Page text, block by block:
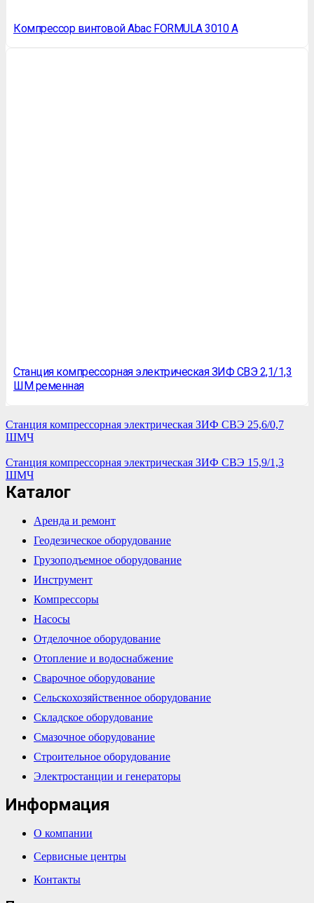
Компрессор винтовой Abac FORMULA 3010 A
Станция компрессорная электрическая ЗИФ СВЭ 2,1/1,3
ШМ ременная
Станция компрессорная электрическая ЗИФ СВЭ 25,6/0,7
ШМЧ
Станция компрессорная электрическая ЗИФ СВЭ 15,9/1,3
ШМЧ
Каталог
Аренда и ремонт
Геодезическое оборудование
Грузоподъемное оборудование
Инструмент
Компрессоры
Насосы
Отделочное оборудование
Отопление и водоснабжение
Сварочное оборудование
Сельскохозяйственное оборудование
Складское оборудование
Смазочное оборудование
Строительное оборудование
Электростанции и генераторы
Информация
О компании
Сервисные центры
Контакты